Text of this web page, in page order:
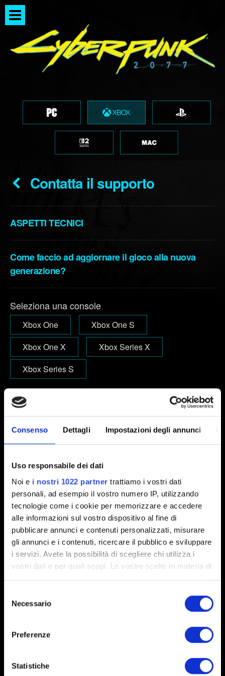
Consenso Dettagli Impostazioni degli annunci
Uso responsabile dei dati
Noi e i nostri 1022 partner trattiamo i vostri dati
personali, ad esempio il vostro numero IP, utilizzando
tecnologie come i cookie per memorizzare e accedere
alle informazioni sul vostro dispositivo al fine di
pubblicare annunci e contenuti personalizzati, misurare
gli annunci e i contenuti, ricercare il pubblico e sviluppare
i servizi. Avete la possibilità di scegliere chi utilizza i
vostri dati e per quali scopi. Le vostre scelte in materia di
privacy sono applicabili solo su questa proprietà digitale
modificare o revocare il proprio consenso in qualsiasi
momento dalla Dichiarazione sui cookie o facendo clic
raccogliere informazioni sulla tua posizione
delNecessario
Preferenze
Statistiche
Contatta il supporto
ASPETTI TECNICI
Come faccio ad aggiornare il gioco alla nuova
generazione?
Seleziona una console
Xbox One
Xbox One S
Xbox One X
Xbox Series X
Xbox Series S
Email (attento agli errori!)
Breve descrizione del problema
0/20
Aggiungi file
Puoi allegare un file al tuo rapporto (ad esempio, una
schermata per evidenziare un problema grafico).
Limite: 12 MB